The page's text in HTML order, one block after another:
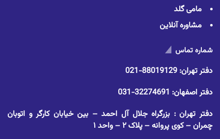
مامی گلد
مشاوره آنلاین
شماره تماس
دفتر تهران: 88019129-021
دفتر اصفهان: 32274691-031
دفتر تهران : بزرگراه جلال آل احمد – بین خیابان کارگر و اتوبان
چمران – کوی پروانه – پلاک ۲ – واحد ۱